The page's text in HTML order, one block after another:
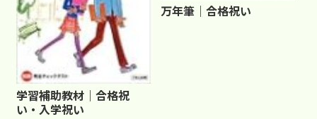
学習補助教材｜合格祝
い・入学祝い
万年筆｜合格祝い